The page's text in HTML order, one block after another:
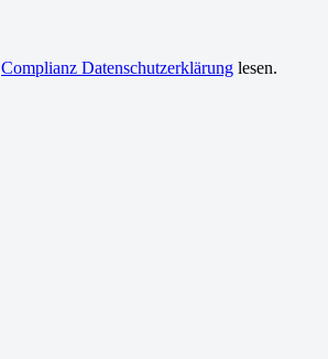
Complianz Datenschutzerklärung lesen.